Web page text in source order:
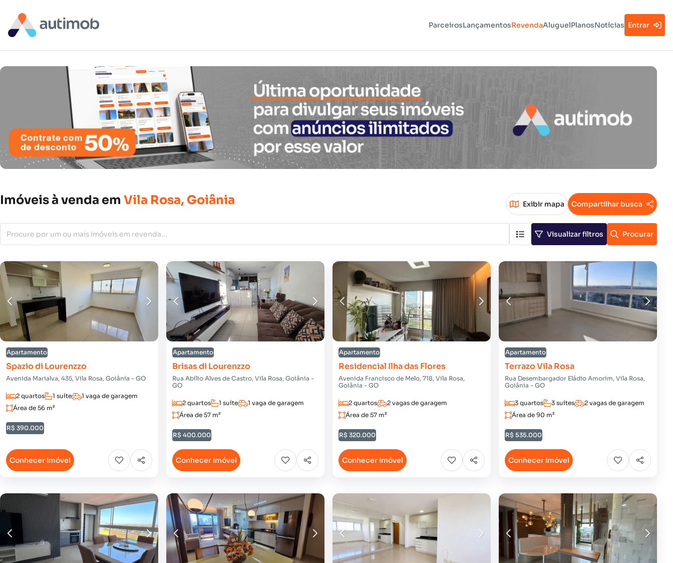
ParceirosLançamentosRevendaAluguelPlanosNotícias Entrar
Imóveisà venda em Vila Rosa, Goiânia Exibir mapa Compartilhar busca
Visualizar filtros Procurar
Apartamento
Spazio di Lourenzzo
Avenida Marialva, 435, Vila Rosa, Goiânia - GO
2 quartos 1 suíte
1 vaga de garagem
Área de 56 m²
R$ 390.000
Conhecer imóvel
Apartamento
Brisas di Lourenzzo
Rua Abílio Alves de Castro, Vila Rosa, Goiânia -
GO
2 quartos 1 suíte
1 vaga de garagem
Área de 57 m²
R$ 400.000
Conhecer imóvel
Apartamento
Residencial Ilha das Flores
Avenida Francisco de Melo, 718, Vila Rosa,
Goiânia - GO
2 quartos
2 vagas de garagem
Área de 57 m²
R$ 320.000
Conhecer imóvel
Apartamento
Terrazo Vila Rosa
Rua Desembargador Eládio Amorim, Vila Rosa,
Goiânia - GO
3 quartos 3 suítes
2 vagas de garagem
Área de 90 m²
R$ 535.000
Conhecer imóvel